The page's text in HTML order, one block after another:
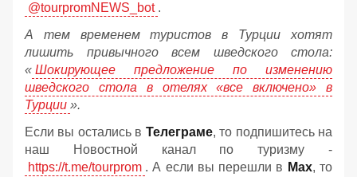
@tourpromNEWS_bot .
А тем временем туристов в Турции хотят
лишить привычного всем шведского стола:
« Шокирующее предложение по изменению
шведского стола в отелях «все включено» в
Турции ».
Если вы остались в Телеграме, то подпишитесь на
наш Новостной канал по туризму -
https://t.me/tourprom . А если вы перешли в Мах, то